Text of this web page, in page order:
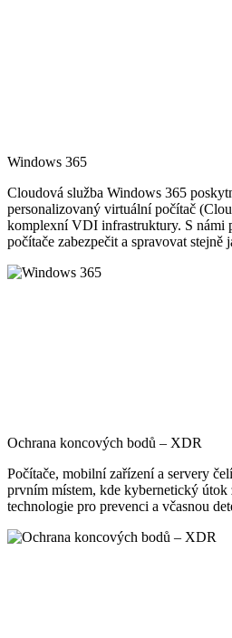
Windows 365
Cloudová služba Windows 365
personalizovaný virtuální počítač
komplexní VDI infrastruktury. S námi
počítače zabezpečit a spravovat stejně
Ochrana koncových bodů – XDR
Počítače, mobilní zařízení a servery
prvním místem, kde kybernetický útok
technologie pro prevenci a včasnou